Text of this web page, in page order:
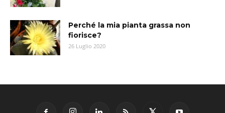
Perché la mia pianta grassa non
fiorisce?
26 Luglio 2020